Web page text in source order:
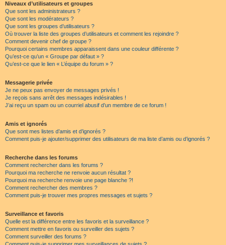
Niveaux d’utilisateurs et groupes
Que sont les administrateurs ?
Que sont les modérateurs ?
Que sont les groupes d’utilisateurs ?
Où trouver la liste des groupes d’utilisateurs et comment les rejoindre ?
Comment devenir chef de groupe ?
Pourquoi certains membres apparaissent dans une couleur différente ?
Qu’est-ce qu’un « Groupe par défaut » ?
Qu’est-ce que le lien « L’équipe du forum » ?
Messagerie privée
Je ne peux pas envoyer de messages privés !
Je reçois sans arrêt des messages indésirables !
J’ai reçu un spam ou un courriel abusif d’un membre de ce forum !
Amis et ignorés
Que sont mes listes d’amis et d’ignorés ?
Comment puis-je ajouter/supprimer des utilisateurs de ma liste d’amis ou d’ignorés ?
Recherche dans les forums
Comment rechercher dans les forums ?
Pourquoi ma recherche ne renvoie aucun résultat ?
Pourquoi ma recherche renvoie une page blanche ?!
Comment rechercher des membres ?
Comment puis-je trouver mes propres messages et sujets ?
Surveillance et favoris
Quelle est la différence entre les favoris et la surveillance ?
Comment mettre en favoris ou surveiller des sujets ?
Comment surveiller des forums ?